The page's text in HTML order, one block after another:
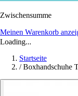
Zwischensumme
Meinen Warenkorb
Loading...
Startseite
/ Boxhandschuhe